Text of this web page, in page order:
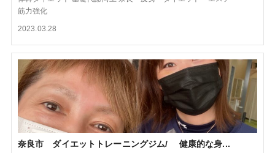
筋力強化
2023.03.28
奈良市 ダイエットトレーニングジム/ 健康的な身...